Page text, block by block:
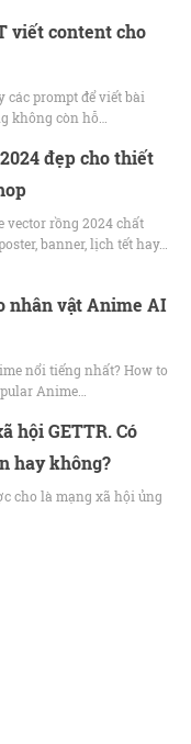
viết content cho
các prompt để viết bài
không còn hỗ…
đẹp cho thiết
vector rồng 2024 chất
banner, lịch tết hay…
nhân vật Anime AI
nổi tiếng nhất? How to
Anime…
hội GETTR. Có
hay không?
cho là mạng xã hội ủng